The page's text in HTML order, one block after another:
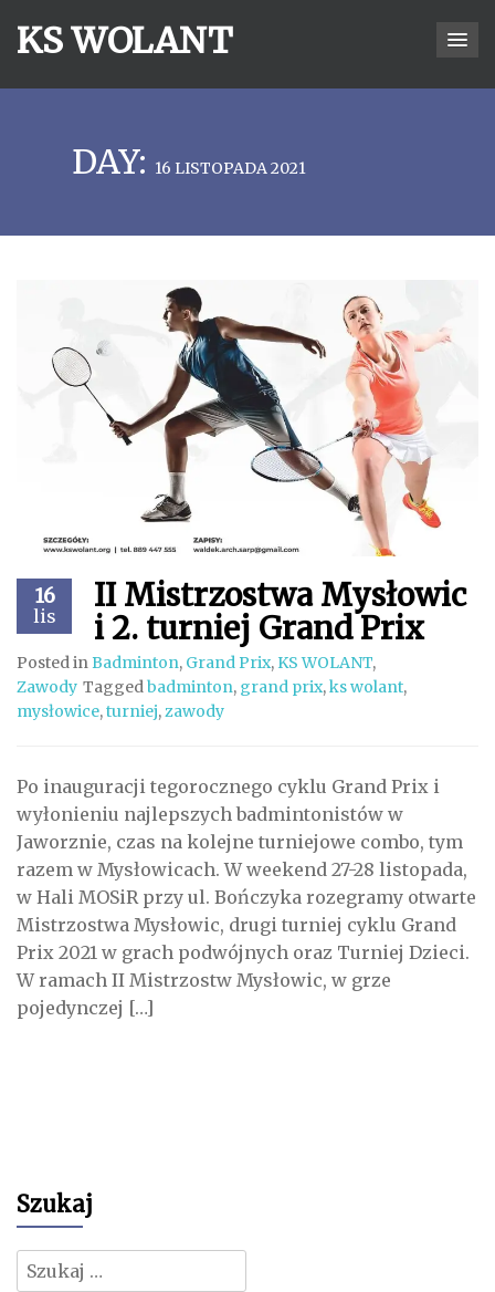
KS WOLANT
DAY: 16 LISTOPADA 2021
16
lis
II Mistrzostwa Mysłowic
i 2. turniej Grand Prix
Posted inBadminton, Grand Prix, KS WOLANT,
Zawody Taggedbadminton, grand prix,ks wolant,
mysłowice,turniej,zawody
Po inauguracji tegorocznego cyklu Grand Prix i
wyłonieniu najlepszych badmintonistów w
Jaworznie, czas na kolejne turniejowe combo, tym
razem w Mysłowicach. W weekend 27-28 listopada,
w Hali MOSiR przy ul. Bończyka rozegramy otwarte
Mistrzostwa Mysłowic, drugi turniej cyklu Grand
Prix 2021 w grach podwójnych oraz Turniej Dzieci.
W ramach II Mistrzostw Mysłowic, w grze
pojedynczej […]
Szukaj
Szukaj: